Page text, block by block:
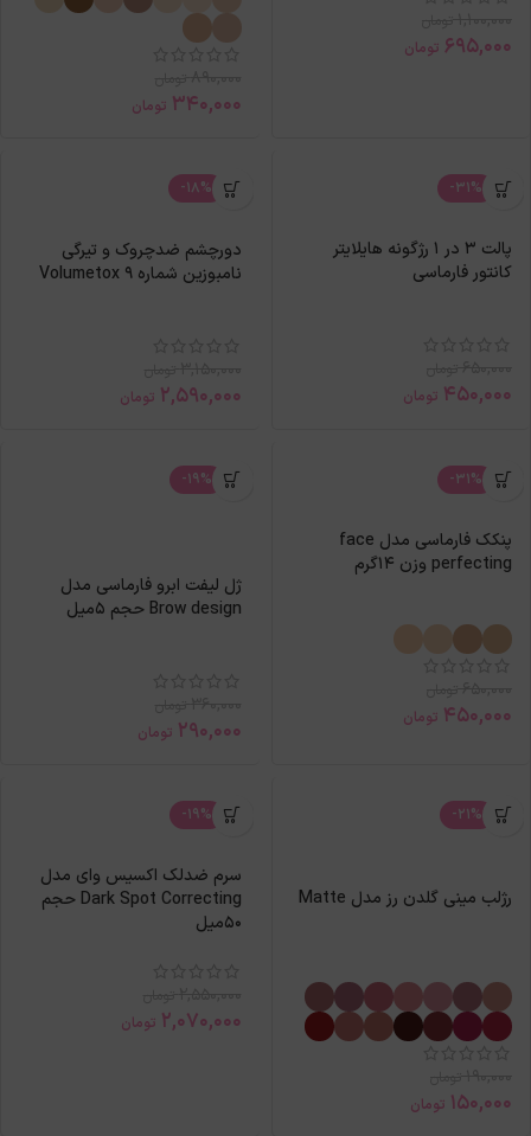
695,000 تومان
340,000 تومان
-31%
پالت 3 در 1 رژگونه هایلایتر
کانتور فارماسی
450,000 تومان
-18%
دورچشم ضدچروک و تیرگی
نامبوزین شماره 9 Volumetox
2,590,000 تومان
-31%
پنکک فارماسی مدل face
perfecting وزن 14گرم
450,000 تومان
-19%
ژل لیفت ابرو فارماسی مدل
Brow design حجم 5میل
290,000 تومان
-21%
رژلب مینی گلدن رز مدل Matte
150,000 تومان
-19%
سرم ضدلک اکسیس وای مدل
Dark Spot Correcting حجم
50میل
2,070,000 تومان